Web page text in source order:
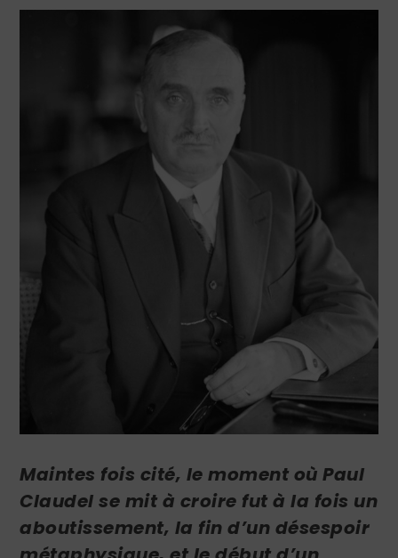
Maintes fois cité, le moment où Paul
Claudel se mit à croire fut à la fois un
aboutissement, la fin d’un désespoir